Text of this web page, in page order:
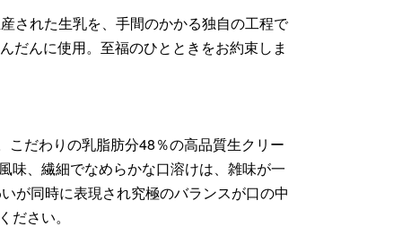
された生乳を、手間のかかる独自の工程で
だんに使用。至福のひとときをお約束しま
だわりの乳脂肪分48％の高品質生クリー
味、繊細でなめらかな口溶けは、雑味が一
が同時に表現され究極のバランスが口の中
さい。